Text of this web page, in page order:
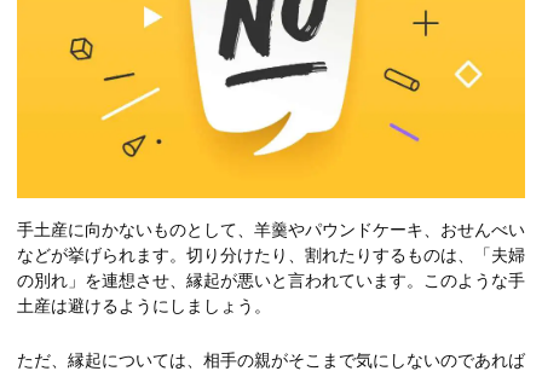
手土産に向かないものとして、羊羹やパウンドケーキ、おせんべい
などが挙げられます。切り分けたり、割れたりするものは、「夫婦
の別れ」を連想させ、縁起が悪いと言われています。このような手
土産は避けるようにしましょう。
ただ、縁起については、相手の親がそこまで気にしないのであれば